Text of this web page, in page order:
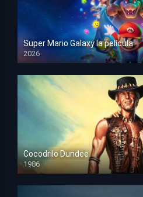
Super Mario Galaxy la película
2026
HD 1080p
Cocodrilo Dundee
1986
HD 1080p